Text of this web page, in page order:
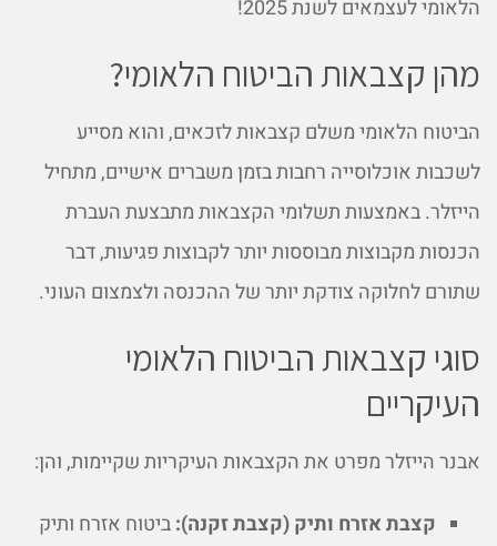
הלאומי לעצמאים לשנת 2025!
מהן קצבאות הביטוח הלאומי?
הביטוח הלאומי משלם קצבאות לזכאים, והוא מסייע
לשכבות אוכלוסייה רחבות בזמן משברים אישיים, מתחיל
הייזלר. באמצעות תשלומי הקצבאות מתבצעת העברת
הכנסות מקבוצות מבוססות יותר לקבוצות פגיעות, דבר
שתורם לחלוקה צודקת יותר של ההכנסה ולצמצום העוני.
סוגי קצבאות הביטוח הלאומי
העיקריים
אבנר הייזלר מפרט את הקצבאות העיקריות שקיימות, והן:
קצבת אזרח ותיק (קצבת זקנה):ביטוח אזרח ותיק